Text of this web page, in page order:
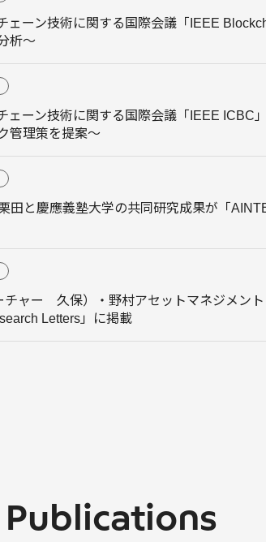
ェーン技術に関する国際会議「IEEE
析〜
ェーン技術に関する国際会議「IEEE ICBC
管理策を提案〜
田と慶應義塾大学の共同研究成果が「
チャー 久保）・野村アセットマネジメン
Letters」に掲載
Publications